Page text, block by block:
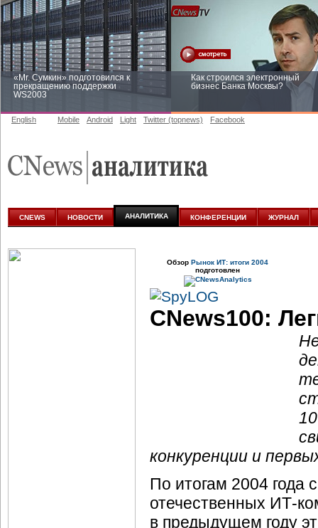
«Mr. Сумкин» подготовился к
прекращению поддержки
WS2003
Как строился электронный
бизнес Банка Москвы?
аналитике
English Mobile Android Light Twitter (topnews) Facebook
CNEWS НОВОСТИ АНАЛИТИКА КОНФЕРЕНЦИИ ЖУРНАЛ
Обзор Рынок ИТ: итоги 2004
подготовлен
CNews100:
конкуренции и
По итогам 2004 года
отечественных ИТ-
в предыдущем году